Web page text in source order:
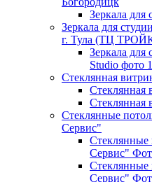
Зеркала для
Зеркала для
г. Тула (ТЦ
Зеркала для
Studio фото 1
Стеклянная
Стеклянная
Стеклянная
Стеклянные
Сервис"
Сервис"
Сервис"